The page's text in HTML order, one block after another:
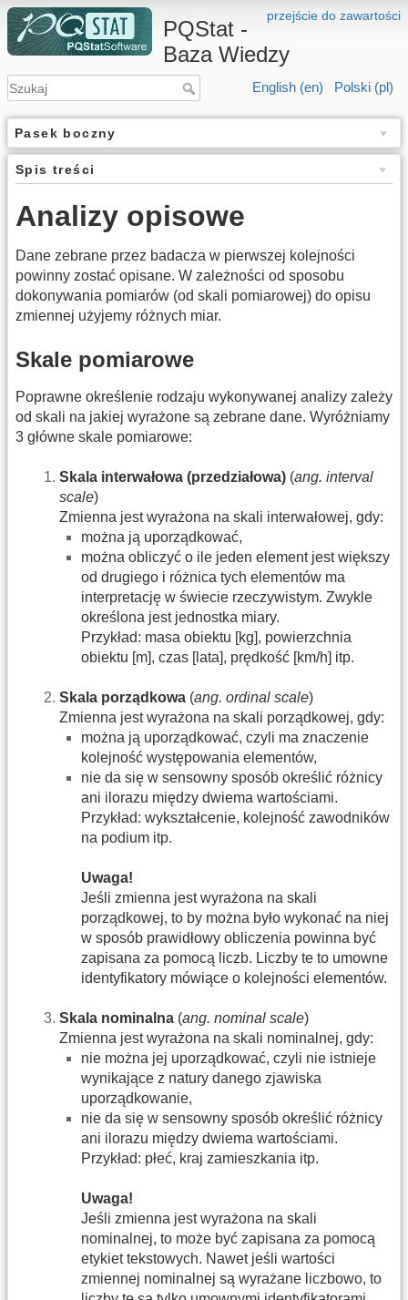
przejście do zawartości
PQStat -
Baza Wiedzy
English (en) Polski (pl)
Pasek boczny
Spis treści
Analizy opisowe
Dane zebrane przez badacza w pierwszej kolejności
powinny zostać opisane. W zależności od sposobu
dokonywania pomiarów (od skali pomiarowej) do opisu
zmiennej użyjemy różnych miar.
Skale pomiarowe
Poprawne określenie rodzaju wykonywanej analizy zależy
od skali na jakiej wyrażone są zebrane dane. Wyróżniamy
3 główne skale pomiarowe:
Skala interwałowa (przedziałowa) (ang. interval
scale)
Zmienna jest wyrażona na skali interwałowej, gdy:
można ją uporządkować,
można obliczyć o ile jeden element jest większy
od drugiego i różnica tych elementów ma
interpretację w świecie rzeczywistym. Zwykle
określona jest jednostka miary.
Przykład: masa obiektu [kg], powierzchnia
obiektu [m], czas [lata], prędkość [km/h] itp.
Skala porządkowa (ang. ordinal scale)
Zmienna jest wyrażona na skali porządkowej, gdy:
można ją uporządkować, czyli ma znaczenie
kolejność występowania elementów,
nie da się w sensowny sposób określić różnicy
ani ilorazu między dwiema wartościami.
Przykład: wykształcenie, kolejność zawodników
na podium itp.
Uwaga!
Jeśli zmienna jest wyrażona na skali
porządkowej, to by można było wykonać na niej
w sposób prawidłowy obliczenia powinna być
zapisana za pomocą liczb. Liczby te to umowne
identyfikatory mówiące o kolejności elementów.
Skala nominalna (ang. nominal scale)
Zmienna jest wyrażona na skali nominalnej, gdy:
nie można jej uporządkować, czyli nie istnieje
wynikające z natury danego zjawiska
uporządkowanie,
nie da się w sensowny sposób określić różnicy
ani ilorazu między dwiema wartościami.
Przykład: płeć, kraj zamieszkania itp.
Uwaga!
Jeśli zmienna jest wyrażona na skali
nominalnej, to może być zapisana za pomocą
etykiet tekstowych. Nawet jeśli wartości
zmiennej nominalnej są wyrażane liczbowo, to